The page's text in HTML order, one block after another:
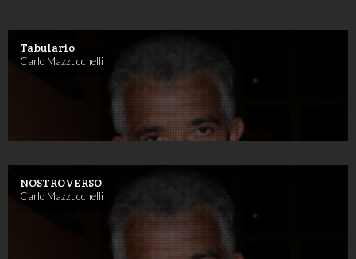
Tabulario
Carlo Mazzucchelli
NOSTROVERSO
Carlo Mazzucchelli